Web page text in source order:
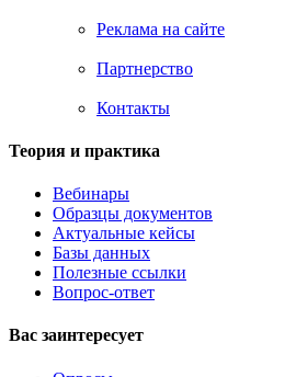
Реклама на сайте
Партнерство
Контакты
Теория и практика
Вебинары
Образцы документов
Актуальные кейсы
Базы данных
Полезные ссылки
Вопрос-ответ
Вас заинтересует